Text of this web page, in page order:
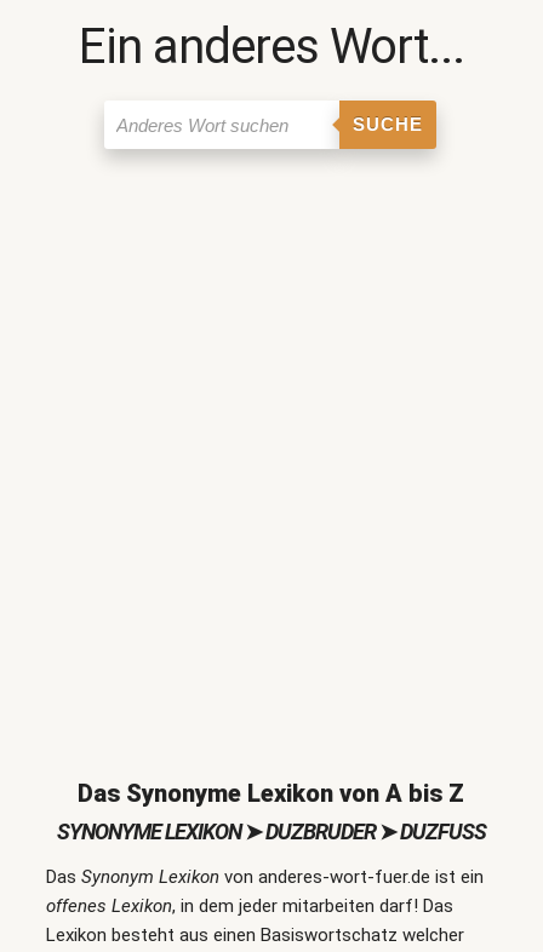
Ein anderes Wort...
SUCHE
Das Synonyme Lexikon von A bis Z
SYNONYME LEXIKON➤DUZBRUDER➤DUZFUSS
Das Synonym Lexikonvon anderes-wort-fuer.de ist ein
offenes Lexikon, in dem jeder mitarbeiten darf! Das
Lexikon besteht aus einen Basiswortschatz welcher